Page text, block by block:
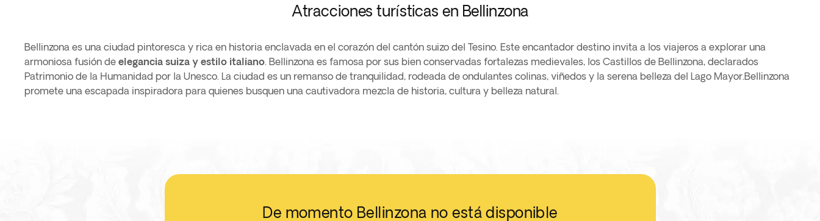
Atracciones turísticas en Bellinzona
Bellinzona es una ciudad pintoresca y rica en historia enclavada en el corazón del cantón suizo del Tesino. Este encantador destino invita a los viajeros a explorar una
armoniosa fusión de elegancia suiza y estilo italiano. Bellinzona es famosa por sus bien conservadas fortalezas medievales, los Castillos de Bellinzona, declarados
Patrimonio de la Humanidad por la Unesco. La ciudad es un remanso de tranquilidad, rodeada de ondulantes colinas, viñedos y la serena belleza del Lago Mayor.Bellinzona
promete una escapada inspiradora para quienes busquen una cautivadora mezcla de historia, cultura y belleza natural.
De momento Bellinzona no está disponible